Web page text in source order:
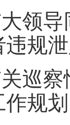
大领
规
关巡
规